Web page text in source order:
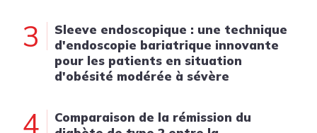
3
Sleeve endoscopique : une technique
d'endoscopie bariatrique innovante
pour les patients en situation
d'obésité modérée à sévère
4
Comparaison de la rémission du